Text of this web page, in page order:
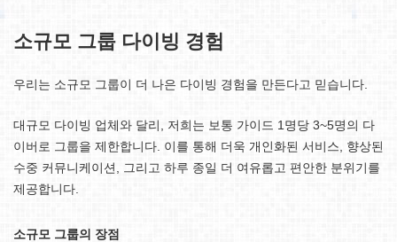
소규모 그룹 다이빙 경험
우리는 소규모 그룹이 더 나은 다이빙 경험을 만든다고 믿습니다.
대규모 다이빙 업체와 달리, 저희는 보통 가이드 1명당 3~5명의 다
이버로 그룹을 제한합니다. 이를 통해 더욱 개인화된 서비스, 향상된
수중 커뮤니케이션, 그리고 하루 종일 더 여유롭고 편안한 분위기를
제공합니다.
소규모 그룹의 장점